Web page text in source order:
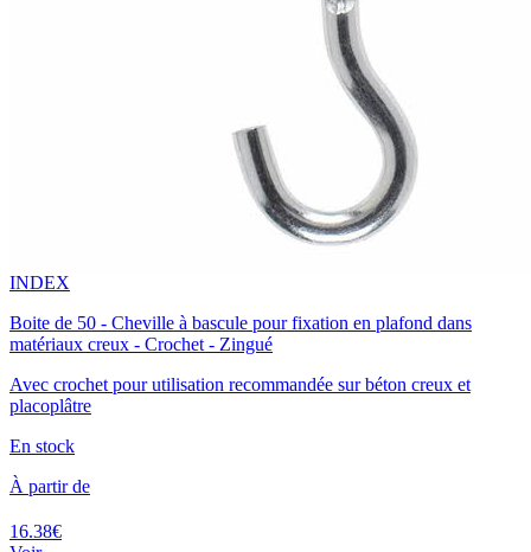
INDEX
Boite de 50 - Cheville à bascule pour fixation en plafond dans
matériaux creux - Crochet - Zingué
Avec crochet pour utilisation recommandée sur béton creux et
placoplâtre
En stock
À partir de
16.38€